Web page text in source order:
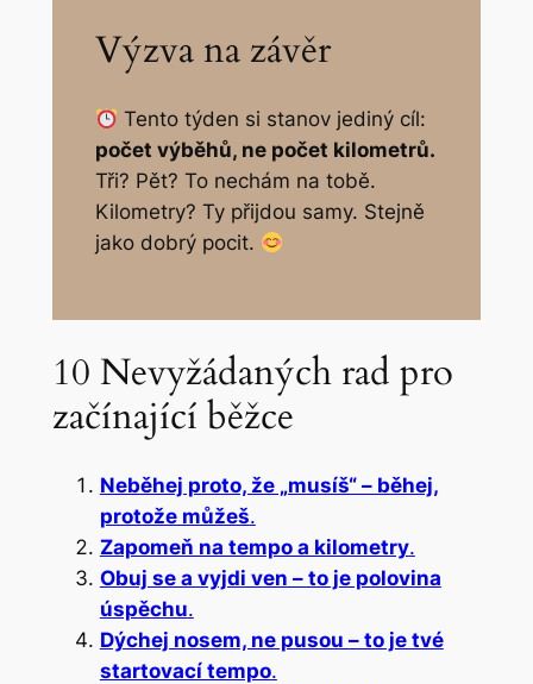
Výzva na závěr
Tento týden si stanov jediný cíl:
počet výběhů, ne počet kilometrů.
Tři? Pět? To nechám na tobě.
Kilometry? Ty přijdou samy. Stejně
jako dobrý pocit.
10 Nevyžádaných rad pro
začínající běžce
Neběhej proto, že „musíš“ – běhej,
protože můžeš.
Zapomeň na tempo a kilometry.
Obuj se a vyjdi ven – to je polovina
úspěchu.
Dýchej nosem, ne pusou – to je tvé
startovací tempo.